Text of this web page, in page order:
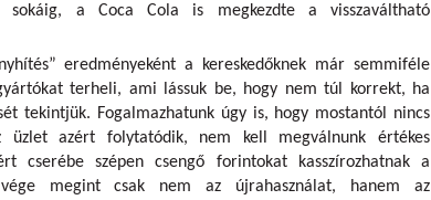
sokáig, a Coca Cola is megkezdte a visszaváltható
eredményeként a kereskedőknek már semmiféle
terheli, ami lássuk be, hogy nem túl korrekt, ha
tekintjük. Fogalmazhatunk úgy is, hogy mostantól nincs
azért folytatódik, nem kell megválnunk értékes
cserébe szépen csengő forintokat kasszírozhatnak a
megint csak nem az újrahasználat, hanem az